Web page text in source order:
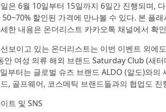
은 6월 10일부터 15일까지 6일간 진행되며,
할인된 가격에 만나볼 수 있다. 본 플
한 내용은 온더리스트 카카오톡 채널에서 확
보이고 있는 온더리스트는 이번 이벤트 외에
안 여성 의류 해외 브랜드 Saturday Club (새
부터는 글로벌 슈즈 브랜드 ALDO (알도)와의
, 골프웨어, 코스메틱 브랜드들과의 협업도 진
트 및 SNS